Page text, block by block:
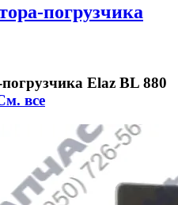
погрузчика
Elaz BL 880
все